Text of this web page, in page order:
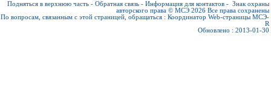
Подняться в верхнюю часть - Обратная связь - Информация для контактов - Знак охраны
авторского права © МСЭ 2026 Все права сохранены
По вопросам, связанным с этой страницей, обращаться : Координатор Web-страницы МСЭ-
R
Обновлено : 2013-01-30